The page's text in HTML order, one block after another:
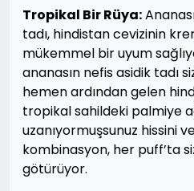
Tropikal Bir Rüya:
tadı, hindistan cevizinin
mükemmel bir uyum
ananasın nefis asidik tadı
hemen ardından gelen
tropikal sahildeki palmiye
uzanıyormuşsunuz hissini
kombinasyon, her puff’ta
götürüyor.